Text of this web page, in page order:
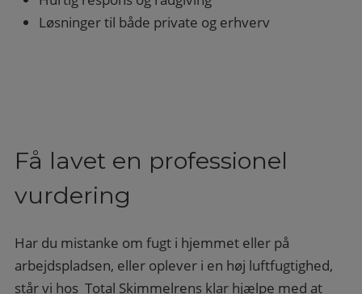
Løsninger til både private og erhverv
Få lavet en professionel
vurdering
Har du mistanke om fugt i hjemmet eller på
arbejdspladsen, eller oplever i en høj luftfugtighed,
står vi hos Total Skimmelrens klar hjælpe med at